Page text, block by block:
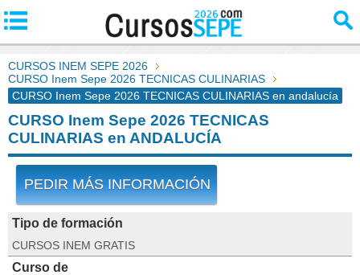
CURSOS INEM SEPE 2026
CURSO Inem Sepe 2026 TECNICAS CULINARIAS
CURSO Inem Sepe 2026 TECNICAS CULINARIAS en andalucía
CURSO Inem Sepe 2026 TECNICAS
CULINARIAS en ANDALUCÍA
PEDIR MÁS INFORMACIÓN
Tipo de formación
CURSOS INEM GRATIS
Curso de